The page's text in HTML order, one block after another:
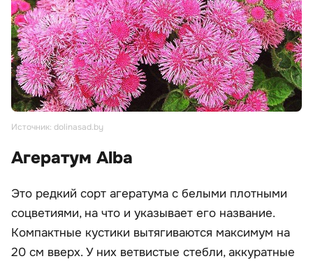
Источник: dolinasad.by
Агератум Alba
Это редкий сорт агератума с белыми плотными
соцветиями, на что и указывает его название.
Компактные кустики вытягиваются максимум на
20 см вверх. У них ветвистые стебли, аккуратные